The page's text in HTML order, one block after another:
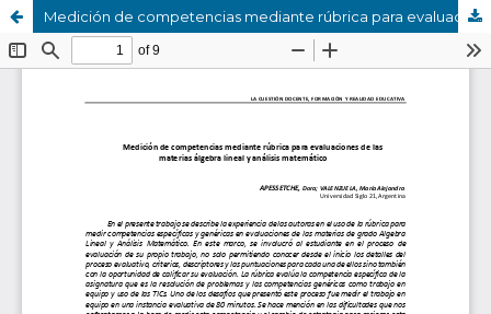
Medición de competencias mediante rúbrica para evaluaciones de las materias álgebra lineal y análisis matemático